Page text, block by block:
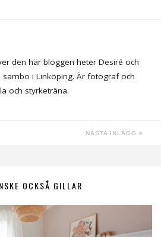
den här bloggen heter Desiré och
i Linköping. Är fotograf och
och styrketräna.
NÄSTA INLÄGG
OCKSÅ GILLAR